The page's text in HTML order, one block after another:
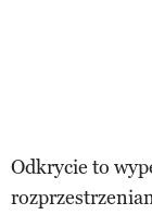
Odkrycie to